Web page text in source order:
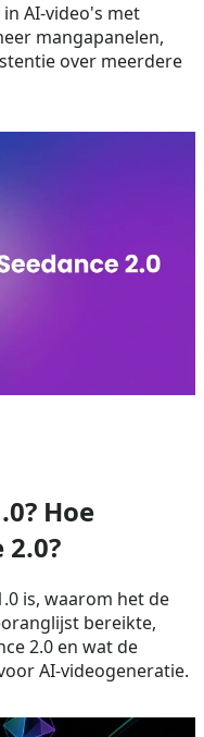
AI-video's met
mangapanelen,
over meerdere
Hoe
is, waarom het de
bereikte,
2.0 en wat de
AI-videogeneratie.